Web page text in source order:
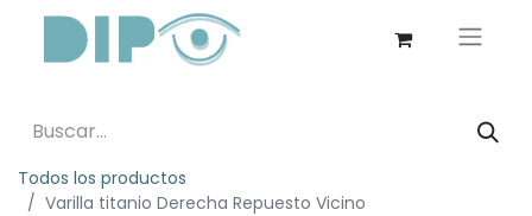
Todos los productos
Varilla titanio Derecha Repuesto Vicino